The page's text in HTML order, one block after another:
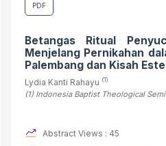
PDF
Betangas Ritual
Menjelang Pernikahan
Palembang dan Kisah
Lydia Kanti Rahayu (1)
(1) Indonesia Baptist Theological
Abstract Views : 45